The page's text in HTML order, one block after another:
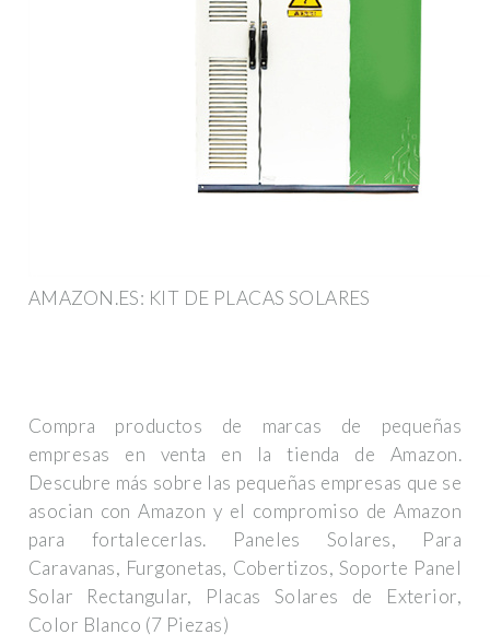
AMAZON.ES: KIT DE PLACAS SOLARES
Compra productos de marcas de pequeñas
empresas en venta en la tienda de Amazon.
Descubre más sobre las pequeñas empresas que se
asocian con Amazon y el compromiso de Amazon
para fortalecerlas. Paneles Solares, Para
Caravanas, Furgonetas, Cobertizos, Soporte Panel
Solar Rectangular, Placas Solares de Exterior,
Color Blanco (7 Piezas)